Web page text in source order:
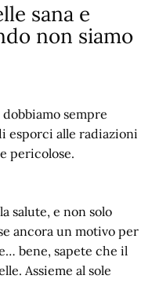
sana e
non siamo
sempre
esporci alle radiazioni
pericolose.
salute, e non solo
ancora un motivo per
bene, sapete che il
Assieme al sole